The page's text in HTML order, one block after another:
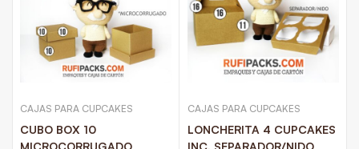
CAJAS PARA CUPCAKES
CUBO BOX 10
CAJAS PARA CUPCAKES
LONCHERITA 4 CUPCAKES